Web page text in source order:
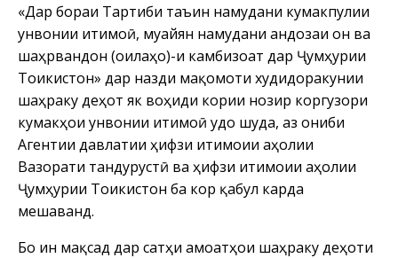
«Дар бораи Тартиби таъин намудани кумакпулии
унвонии иҷтимоӣ, муайян намудани андозаи он ва
шаҳрвандон (оилаҳо)-и камбизоат дар Ҷумҳурии
Тоҷикистон» дар назди мақомоти худидоракунии
шаҳраку деҳот як воҳиди кории нозир коргузори
кумакҳои унвонии иҷтимоӣ ҷудо шуда, аз ҷониби
Агентии давлатии ҳифзи иҷтимоии аҳолии
Вазорати тандурустӣ ва ҳифзи иҷтимоии аҳолии
Ҷумҳурии Тоҷикистон ба кор қабул карда
мешаванд.
Бо ин мақсад дар сатҳи ҷамоатҳои шаҳраку деҳоти